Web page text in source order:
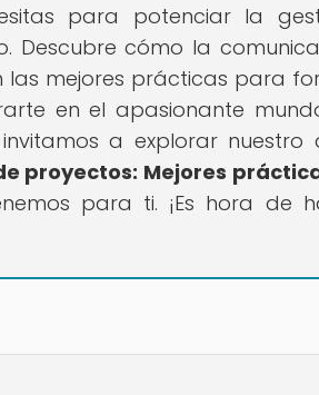
para potenciar la
Descubre cómo la
las mejores prácticas para
en el apasionante
a explorar nuestro
proyectos: Mejores
para ti. ¡Es hora de